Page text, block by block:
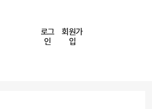
로그
인
회원가
입